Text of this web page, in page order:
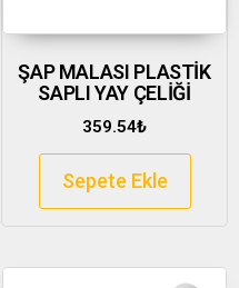
ŞAP MALASI PLASTİK
SAPLI YAY ÇELİĞİ
359.54₺
Sepete Ekle